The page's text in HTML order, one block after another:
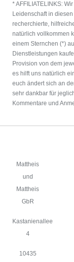
* AFFILIATELINKS:
Leidenschaft in
recherchierte,
natürlich vollkommen
einem Sternchen (*)
Dienstleistungen
Provision von dem
es hilft uns natürlich
euch ändert sich an
sehr dankbar für
Kommentare und
Mattheis
und
Mattheis
GbR
Kastanienallee
4
10435